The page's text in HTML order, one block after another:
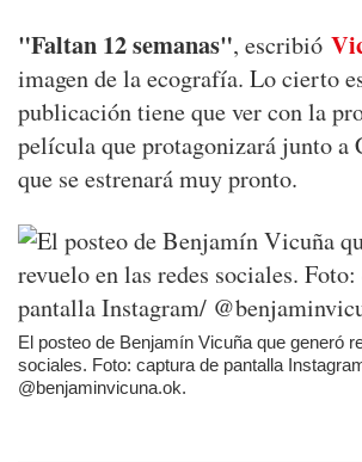
"Faltan 12 semanas", escribió
imagen de la ecografía. Lo cierto
publicación tiene que ver con la
película que protagonizará junto a
que se estrenará muy pronto.
El posteo de Benjamín Vicuña que generó
sociales. Foto: captura de pantalla
@benjaminvicuna.ok.